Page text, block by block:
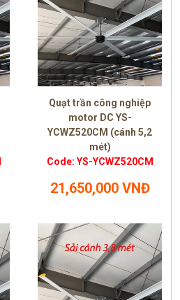
Quạt trần công nghiệp
motor DC YS-
YCWZ520CM (cánh 5,2
mét)
Code: YS-YCWZ520CM
21,650,000 VNĐ